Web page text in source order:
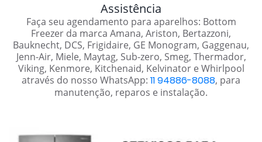
Assistência
Faça seu agendamento para aparelhos: Bottom
Freezer da marca Amana, Ariston, Bertazzoni,
Bauknecht, DCS, Frigidaire, GE Monogram, Gaggenau,
Jenn-Air, Miele, Maytag, Sub-zero, Smeg, Thermador,
Viking, Kenmore, Kitchenaid, Kelvinator e Whirlpool
através do nosso WhatsApp: 11 94886-8088, para
manutenção, reparos e instalação.